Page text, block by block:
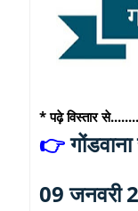
* पढ़े विस्तार से........
👉
09 जनवरी